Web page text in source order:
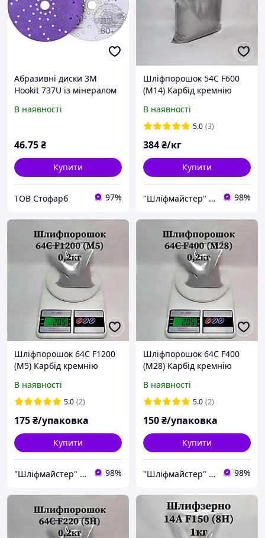
Абразивні диски 3M
Hookit 737U із мінералом
В наявності
46.75₴
Купити
ТОВ Стофарб 97%
Шліфпорошок 54С F600
(М14) Карбід кремнію
В наявності
5.0 (3)
384₴/кг
Купити
"Шліфмайстер" Інтернет-магазин 98%
Шліфпорошок 64С F1200
(М5) Карбід кремнію
В наявності
5.0 (2)
175₴/упаковка
Купити
"Шліфмайстер" Інтернет-магазин 98%
Шліфпорошок 64С F400
(М28) Карбід кремнію
В наявності
5.0 (2)
150₴/упаковка
Купити
"Шліфмайстер" Інтернет-магазин 98%